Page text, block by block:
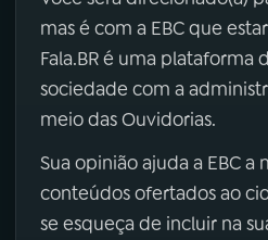
mas é com a EBC que
Fala.BR é uma plataforma
sociedade com a
meio das Ouvidorias.
Sua opinião ajuda a EBC a
conteúdos ofertados ao
se esqueça de incluir na